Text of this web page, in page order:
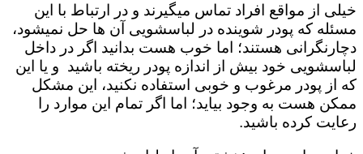
خیلی از مواقع افراد تماس میگیرند و در ارتباط با این
مسئله که پودر شوینده در لباسشویی آن ها حل نمیشود،
دچارنگرانی هستند؛ اما خوب هست بدانید اگر در داخل
لباسشویی خود بیش از اندازه پودر ریخته باشید و یا این
که از پودر مرغوب و خوبی استفاده نکنید، این مشکل
ممکن هست به وجود بیاید؛ اما اگر تمام این موارد را
رعایت کرده باشید.